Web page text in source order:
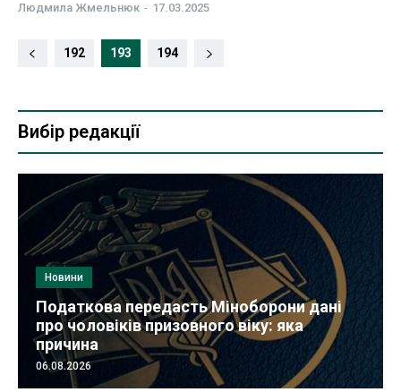
Людмила Жмельнюк - 17.03.2025
192 193 194
Вибір редакції
Новини
Податкова передасть Міноборони дані
про чоловіків призовного віку: яка
причина
06.08.2026